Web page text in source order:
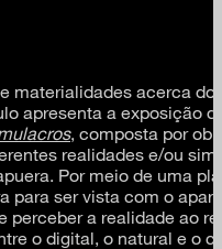
materialidades acerca do
apresenta a exposição
, composta por
realidades e/ou
Por meio de uma
para ser vista com o
perceber a realidade ao
o digital, o natural e o